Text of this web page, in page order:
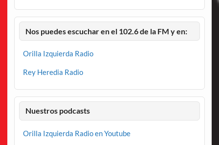
Nos puedes escuchar en el 102.6 de la FM y en:
Orilla Izquierda Radio
Rey Heredia Radio
Nuestros podcasts
Orilla Izquierda Radio en Youtube